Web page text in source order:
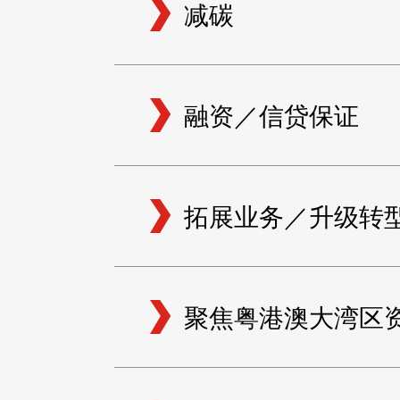
关联网站
香港家族办公室 香港金融科
减碳
融资／信贷保证
拓展业务／升级转
聚焦粤港澳大湾区